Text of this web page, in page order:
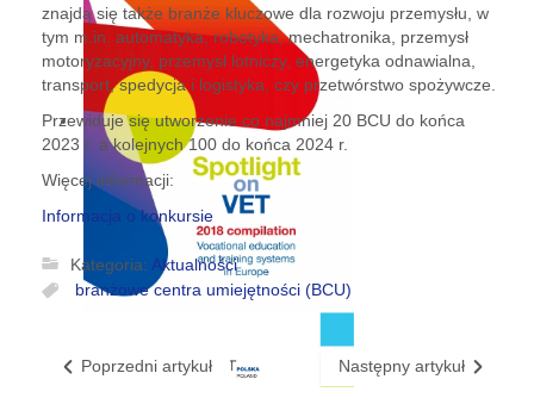
znajdą się także branże kluczowe dla rozwoju przemysłu, w
tym m.in. automatyka, robotyka, mechatronika, przemysł
motoryzacyjny, przemysł lotniczy, energetyka odnawialna,
transport, spedycja i logistyka, czy przetwórstwo spożywcze.
Przewiduje się utworzenie co najmniej 20 BCU do końca
2023 r. a kolejnych 100 do końca 2024 r.
Więcej informacji:
Informacja o konkursie
Kategoria: Aktualności
branżowe centra umiejętności (BCU)
Poprzedni artykuł Następny artykuł